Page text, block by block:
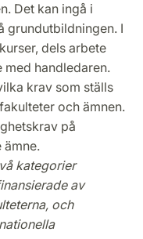
Det kan ingå i
grundutbildningen. I
dels arbete
med handledaren.
krav som ställs
och ämnen.
på
kategorier
av
och